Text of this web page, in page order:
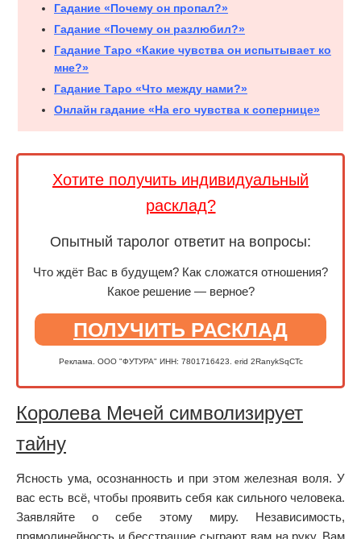
Гадание «Почему он пропал?»
Гадание «Почему он разлюбил?»
Гадание Таро «Какие чувства он испытывает ко
мне?»
Гадание Таро «Что между нами?»
Онлайн гадание «На его чувства к сопернице»
Хотите получить индивидуальный
расклад?
Опытный таролог ответит на вопросы:
Что ждёт Вас в будущем? Как сложатся отношения?
Какое решение — верное?
ПОЛУЧИТЬ РАСКЛАД
Реклама. ООО "ФУТУРА" ИНН: 7801716423. erid 2RanykSqCTc
Королева Мечей символизирует
тайну
Ясность ума, осознанность и при этом железная воля. У
вас есть всё, чтобы проявить себя как сильного человека.
Заявляйте о себе этому миру. Независимость,
прямолинейность и бесстрашие сыграют вам на руку. Вам